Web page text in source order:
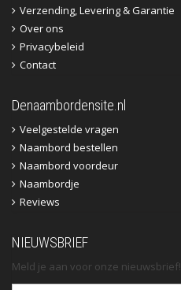
Verzending, Levering & Garantie
Over ons
Privacybeleid
Contact
Denaambordensite.nl
Veelgestelde vragen
Naambord bestellen
Naambord voordeur
Naambordje
Reviews
NIEUWSBRIEF
Meld je aan voor onze nieuwsbrief!